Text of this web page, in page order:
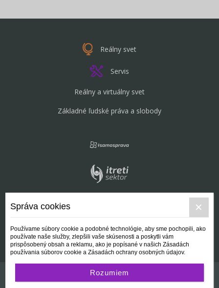
Reálny svet
Servis
Reálny a virtuálny svet
Základné ľudské práva a slobody
Kontakt
Správa cookies
Používame súbory cookie a podobné technológie, aby sme pochopili, ako
používate naše služby, zlepšili vaše skúsenosti a poskytli vám
prispôsobený obsah a reklamu, ako je popísané v našich Zásadách
používania súborov cookie a Zásadách ochrany osobných údajov.
Rozumiem